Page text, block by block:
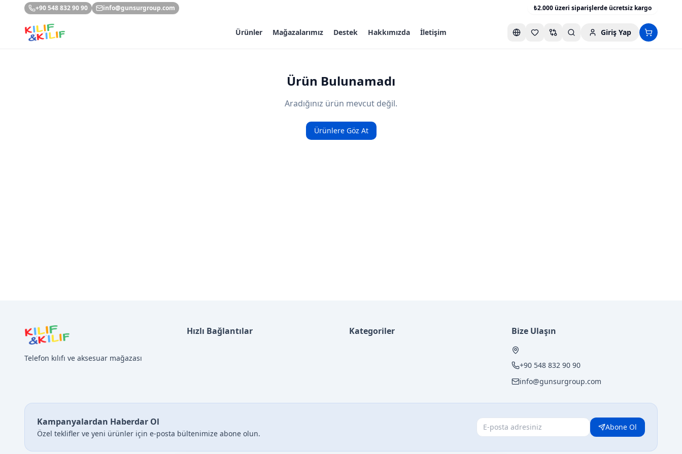
Ana içeriğe geç+90 548 832 90 90 info@gunsurgroup.com ₺2.000 üzeri siparişlerde ücretsiz kargo
Favori listesini aç
Karşılaştırma listesini aç
Giriş Yap
Ürünler Mağazalarımız Destek Hakkımızda İletişim
Ürün Bulunamadı
Aradığınız ürün mevcut değil.
Ürünlere Göz At
Telefon kılıfı ve aksesuar mağazası
Hızlı Bağlantılar Kategoriler Bize Ulaşın
+90 548 832 90 90
info@gunsurgroup.com
Kampanyalardan Haberdar Ol
Özel teklifler ve yeni ürünler için e-posta bültenimize abone olun.
Abone Ol